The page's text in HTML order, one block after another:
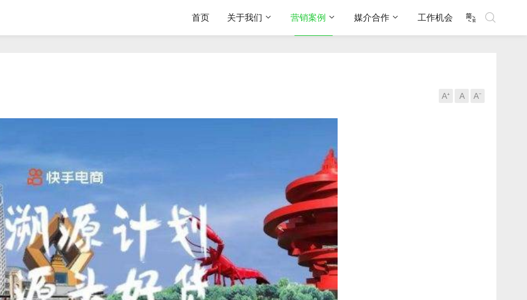
首页 关于我们 营销案例 媒介合作 工作机会
A⁺ A A⁻